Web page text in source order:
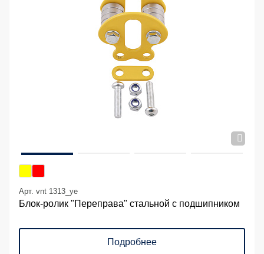
Арт. vnt 1313_ye
Блок-ролик "Переправа" стальной с подшипником
Подробнее